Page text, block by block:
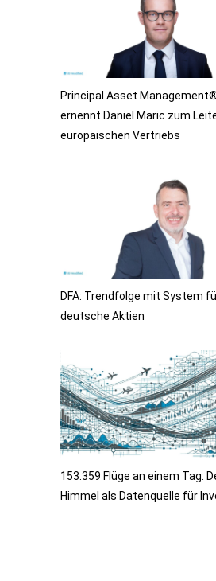
Principal Asset
ernennt Daniel Maric zum
europäischen Vertriebs
DFA: Trendfolge mit System
deutsche Aktien
153.359 Flüge an einem Tag:
Himmel als Datenquelle für